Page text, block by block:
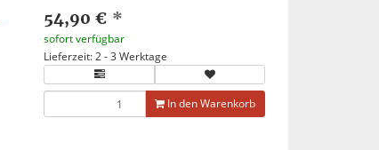
54,90 € *
sofort verfügbar
Lieferzeit: 2 - 3 Werktage
In den Warenkorb